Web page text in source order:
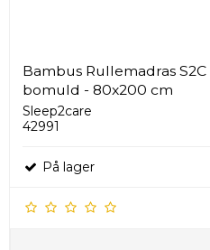
Bambus Rullemadras
bomuld - 80x200 cm
Sleep2care
42991
På lager